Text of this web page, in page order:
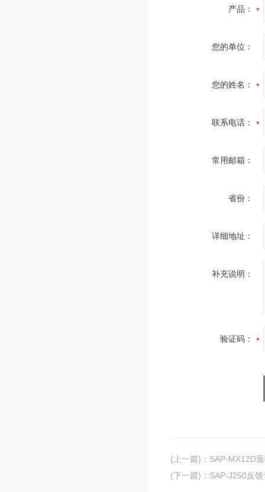
产品：
您的单位：
您的姓名：
联系电话：
常用邮箱：
省份：
详细地址：
补充说明：
验证码：
(上一篇) ： SAP-MX12D
(下一篇) ： SAP-J250反